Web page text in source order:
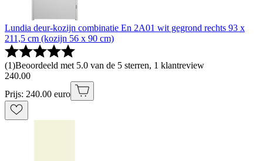
Lundia deur-kozijn combinatie En 2A01 wit gegrond rechts 93 x
211,5 cm (kozijn 56 x 90 cm)
(1)Beoordeeld met 5.0 van de 5 sterren, 1 klantreview
240.00
Prijs: 240.00 euro